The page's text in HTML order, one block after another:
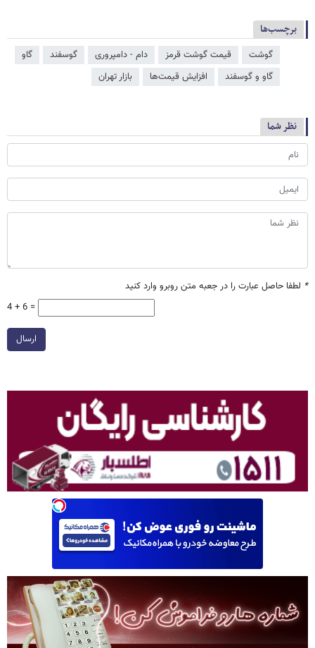
برچسب‌ها
گوشت قیمت گوشت قرمز دام - دامپروری گوسفند
گاو
گاو و گوسفند
افزایش قیمت‌ها بازار تهران
نظر شما
* لطفا حاصل عبارت را در جعبه متن روبرو وارد کنید
4 + 6 =
ارسال